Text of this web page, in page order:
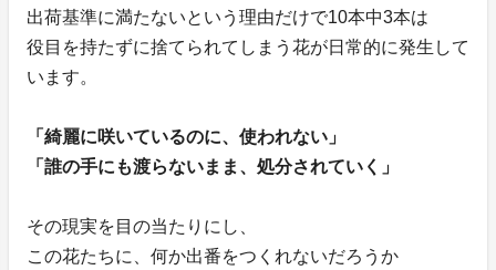
出荷基準に満たないという理由だけで10本中3本は
役目を持たずに捨てられてしまう花が日常的に発生して
います。
「綺麗に咲いているのに、使われない」
「誰の手にも渡らないまま、処分されていく」
その現実を目の当たりにし、
この花たちに、何か出番をつくれないだろうか